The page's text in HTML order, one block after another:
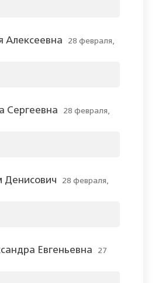
Алексеевна
28 февраля,
Сергеевна
28 февраля,
Денисович
28 февраля,
Евгеньевна
27